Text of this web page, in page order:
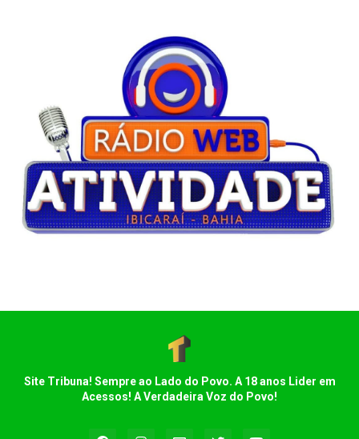
Site Tribuna! Sempre ao Lado do Povo. A 18 anos Lider em
Acessos! A Verdadeira Voz do Povo!